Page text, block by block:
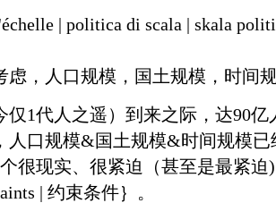
| politica di scala | skala
虑，人口规模，国土规模，时间
仅1代人之遥）到来之际，达90
人口规模&国土规模&时间规模
很现实、很紧迫（甚至是最紧
| 约束条件｝。